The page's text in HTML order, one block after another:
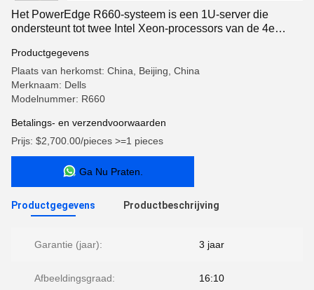
Het PowerEdge R660-systeem is een 1U-server die
ondersteunt tot twee Intel Xeon-processors van de 4e
Productgegevens
Plaats van herkomst: China, Beijing, China
Merknaam: Dells
Modelnummer: R660
Betalings- en verzendvoorwaarden
Prijs: $2,700.00/pieces >=1 pieces
Ga Nu Praten.
Productgegevens Productbeschrijving
Garantie (jaar): 3 jaar
Afbeeldingsgraad: 16:10